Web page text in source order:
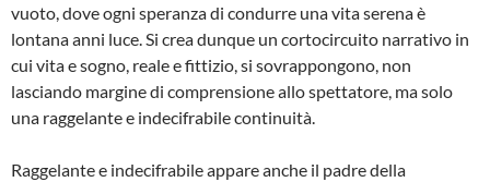
vuoto, dove ogni speranza di condurre una vita serena è
lontana anni luce. Si crea dunque un cortocircuito narrativo in
cui vita e sogno, reale e fittizio, si sovrappongono, non
lasciando margine di comprensione allo spettatore, ma solo
una raggelante e indecifrabile continuità.
Raggelante e indecifrabile appare anche il padre della